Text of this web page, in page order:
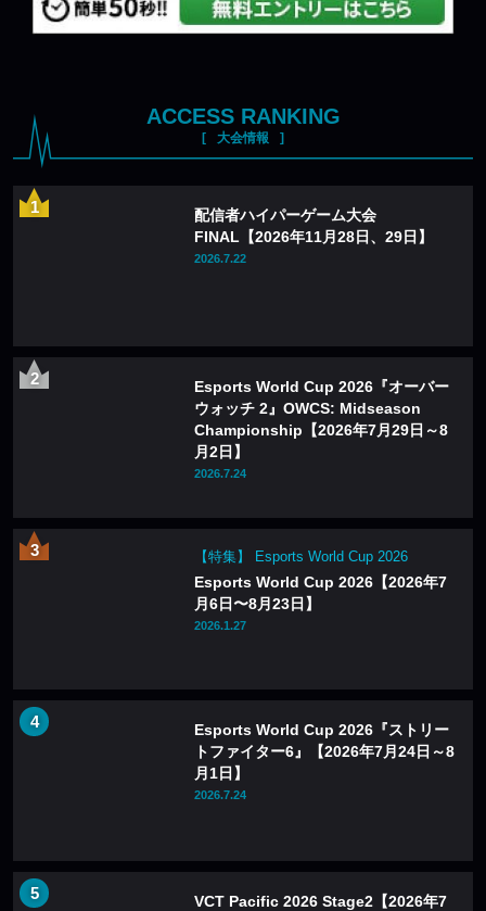
ACCESS RANKING
大会情報
配信者ハイパーゲーム大会
FINAL【2026年11月28日、29日】
2026.7.22
Esports World Cup 2026『オーバー
ウォッチ 2』OWCS: Midseason
Championship【2026年7月29日～8
月2日】
2026.7.24
【特集】 Esports World Cup 2026
Esports World Cup 2026【2026年7
月6日〜8月23日】
2026.1.27
Esports World Cup 2026『ストリー
トファイター6』【2026年7月24日～8
月1日】
2026.7.24
VCT Pacific 2026 Stage2【2026年7